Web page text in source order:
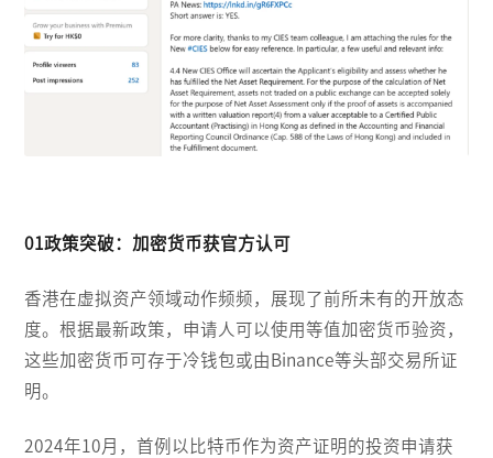
01政策突破：加密货币获官方认可
香港在虚拟资产领域动作频频，展现了前所未有的开放态
度。根据最新政策，申请人可以使用等值加密货币验资，
这些加密货币可存于冷钱包或由Binance等头部交易所证
明。
2024年10月，首例以比特币作为资产证明的投资申请获